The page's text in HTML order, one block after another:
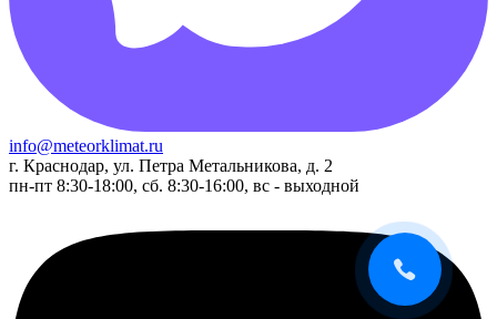
info@meteorklimat.ru
г. Краснодар, ул. Петра Метальникова, д. 2
пн-пт 8:30-18:00, сб. 8:30-16:00, вс - выходной